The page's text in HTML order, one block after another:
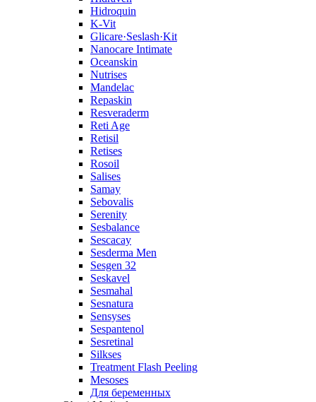
Hidroquin
K-Vit
Glicare·Seslash·Kit
Nanocare Intimate
Oceanskin
Nutrises
Mandelac
Repaskin
Resveraderm
Reti Age
Retisil
Retises
Rosoil
Salises
Samay
Sebovalis
Serenity
Sesbalance
Sescacay
Sesderma Men
Sesgen 32
Seskavel
Sesmahal
Sesnatura
Sensyses
Sespantenol
Sesretinal
Silkses
Treatment Flash Peeling
Mesoses
Для беременных